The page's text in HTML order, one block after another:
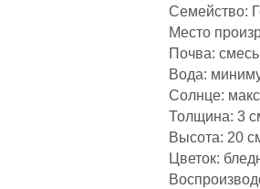
Семейство:
Место
Почва: смесь
Вода:
Солнце:
Толщина: 3
Высота: 20
Цветок: